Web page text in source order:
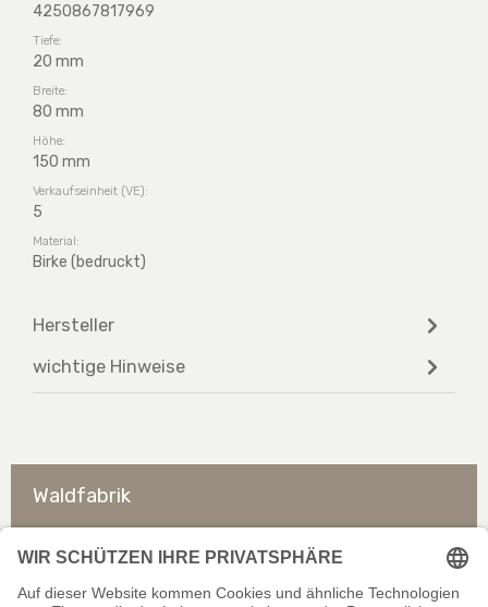
4250867817969
Tiefe:
20 mm
Breite:
80 mm
Höhe:
150 mm
Verkaufseinheit (VE):
5
Material:
Birke (bedruckt)
Hersteller
wichtige Hinweise
Waldfabrik
So erreichen Sie uns